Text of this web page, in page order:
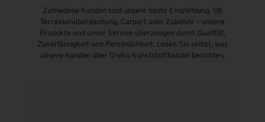
Zufriedene Kunden sind unsere beste Empfehlung. Ob
Terrassenüberdachung, Carport oder Zubehör – unsere
Produkte und unser Service überzeugen durch Qualität,
Zuverlässigkeit und Persönlichkeit. Lesen Sie selbst, was
unsere Kunden über Dreku Kunststoffhandel berichten.